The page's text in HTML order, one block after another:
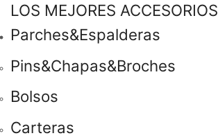
LOS MEJORES ACCESORIOS
Parches&Espalderas
Pins&Chapas&Broches
Bolsos
Carteras